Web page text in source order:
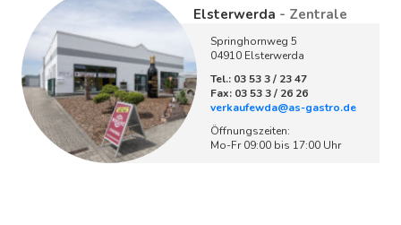
Elsterwerda - Zentrale
Springhornweg 5
04910 Elsterwerda
Tel.: 03 53 3 / 23 47
Fax: 03 53 3 / 26 26
verkaufewda@as-gastro.de
Öffnungszeiten:
Mo-Fr 09:00 bis 17:00 Uhr